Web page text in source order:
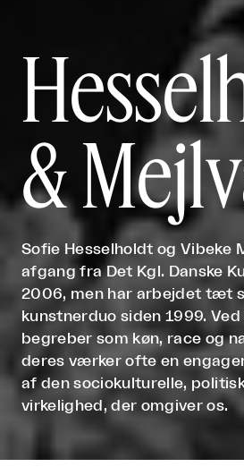
&
Sofie Hesselholdt og Vibeke
afgang fra Det Kgl. Danske
2006, men har arbejdet tæt
kunstnerduo siden 1999.
begreber som køn, race og
deres værker ofte en
af den sociokulturelle,
virkelighed, der omgiver os.